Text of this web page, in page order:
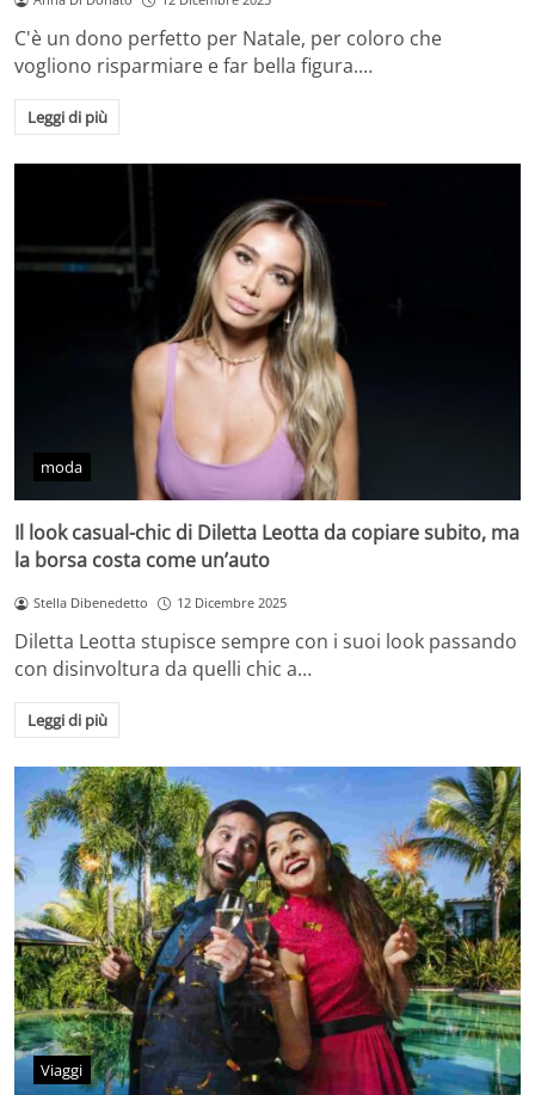
C'è un dono perfetto per Natale, per coloro che
vogliono risparmiare e far bella figura.…
Leggi di più
moda
Il look casual-chic di Diletta Leotta da copiare subito, ma
la borsa costa come un’auto
Stella Dibenedetto 12 Dicembre 2025
Diletta Leotta stupisce sempre con i suoi look passando
con disinvoltura da quelli chic a…
Leggi di più
Viaggi